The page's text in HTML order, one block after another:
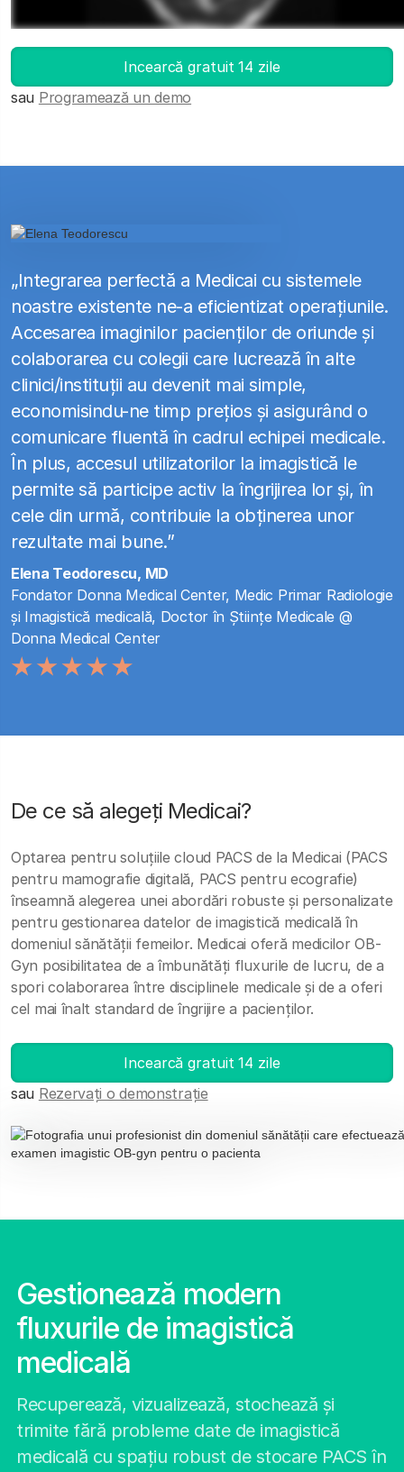
Incearcă gratuit 14 zile
sau Programează un demo
„Integrarea perfectă a Medicai cu sistemele
noastre existente ne-a eficientizat operațiunile.
Accesarea imaginilor pacienților de oriunde și
colaborarea cu colegii care lucrează în alte
clinici/instituții au devenit mai simple,
economisindu-ne timp prețios și asigurând o
comunicare fluentă în cadrul echipei medicale.
În plus, accesul utilizatorilor la imagistică le
permite să participe activ la îngrijirea lor și, în
cele din urmă, contribuie la obținerea unor
rezultate mai bune.”
Elena Teodorescu, MD
Fondator Donna Medical Center, Medic Primar Radiologie
și Imagistică medicală, Doctor în Științe Medicale @
Donna Medical Center
De ce să alegeți Medicai?
Optarea pentru soluțiile cloud PACS de la Medicai (PACS
pentru mamografie digitală, PACS pentru ecografie)
înseamnă alegerea unei abordări robuste și personalizate
pentru gestionarea datelor de imagistică medicală în
domeniul sănătății femeilor. Medicai oferă medicilor OB-
Gyn posibilitatea de a îmbunătăți fluxurile de lucru, de a
spori colaborarea între disciplinele medicale și de a oferi
cel mai înalt standard de îngrijire a pacienților.
Incearcă gratuit 14 zile
sau Rezervați o demonstrație
Gestionează modern
fluxurile de imagistică
medicală
Recuperează, vizualizează, stochează și
trimite fără probleme date de imagistică
medicală cu spațiu robust de stocare PACS în